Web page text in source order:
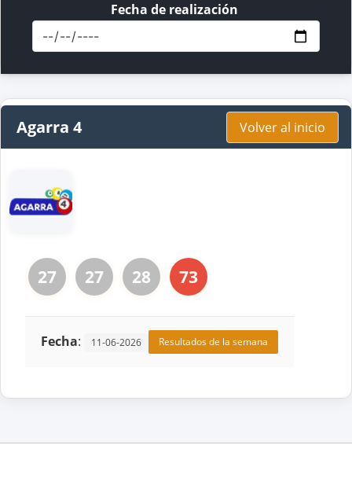
Fecha de realización
Agarra 4 Volver al inicio
27 27 28 73
Fecha: 11-06-2026 Resultados de la semana